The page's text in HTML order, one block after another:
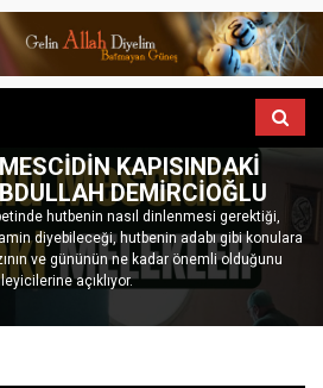
KAPISINDAKI
DEMİRCİOĞLU
hutbenin nasıl dinlenmesi gerektiği,
diyebileceği, hutbenin adabı gibi konulara
ve gününün ne kadar önemli olduğunu
açıklıyor.